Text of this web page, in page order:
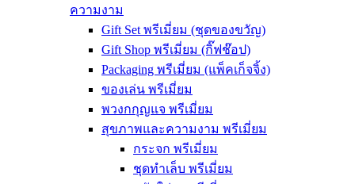
ความงาม
Gift Set พรีเมี่ยม (ชุดของขวัญ)
Gift Shop พรีเมี่ยม (กิ๊ฟช๊อป)
Packaging พรีเมี่ยม (แพ็คเก็จจิ้ง)
ของเล่น พรีเมี่ยม
พวงกกุญแจ พรีเมี่ยม
สุขภาพและความงาม พรีเมี่ยม
กระจก พรีเมี่ยม
ชุดทำเล็บ พรีเมี่ยม